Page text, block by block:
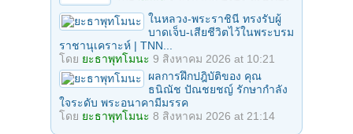
ในหลวง-พระราชินี ทรงรับผู้
บาดเจ็บ-เสียชีวิตไว้ในพระบรม
ราชานุเคราะห์ | TNN...
โดย ยะธาพุทโมนะ 9 สิงหาคม 2026 at 10:21
ผลการฝึกปฎิบัติของ คุณ
ธนิณัช ปัณชยชญ์ รักษากำลัง
ใจระดับ พระอนาคามีมรรค
โดย ยะธาพุทโมนะ 8 สิงหาคม 2026 at 21:14